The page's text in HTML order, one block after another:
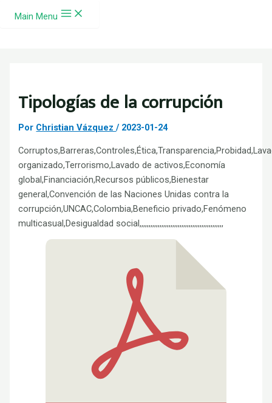
Ir al contenido
Main Menu
Tipologías de la corrupción
Por Christian Vázquez/ 2023-01-24
organizado,Terrorismo,Lavado de activos,Economía
global,Financiación,Recursos públicos,Bienestar
general,Convención de las Naciones Unidas contra la
corrupción,UNCAC,Colombia,Beneficio privado,Fenómeno
multicasual,Desigualdad social,,,,,,,,,,,,,,,,,,,,,,,,,,,,,,,,,,,,,,,,,,,,,,